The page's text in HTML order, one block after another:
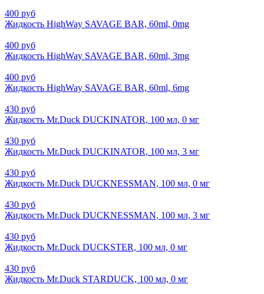
400 руб
Жидкость HighWay SAVAGE BAR, 60ml, 0mg
400 руб
Жидкость HighWay SAVAGE BAR, 60ml, 3mg
400 руб
Жидкость HighWay SAVAGE BAR, 60ml, 6mg
430 руб
Жидкость Mr.Duck DUCKINATOR, 100 мл, 0 мг
430 руб
Жидкость Mr.Duck DUCKINATOR, 100 мл, 3 мг
430 руб
Жидкость Mr.Duck DUCKNESSMAN, 100 мл, 0 мг
430 руб
Жидкость Mr.Duck DUCKNESSMAN, 100 мл, 3 мг
430 руб
Жидкость Mr.Duck DUCKSTER, 100 мл, 0 мг
430 руб
Жидкость Mr.Duck STARDUCK, 100 мл, 0 мг